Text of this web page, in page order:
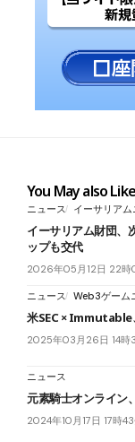
You May also Like
ニュース イーサリアム
イーサリアム財団、
ップも交代
2026年05月12日 22時
ニュース Web3ゲーム
米SEC × Immutable
2025年03月26日 14時
ニュース
元素騎士オンライン
2024年10月17日 17時